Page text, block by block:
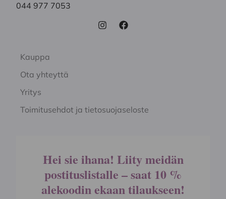
044 977 7053
Kauppa
Ota yhteyttä
Yritys
Toimitusehdot ja tietosuojaseloste
Hei sie ihana! Liity meidän
postituslistalle – saat 10 %
alekoodin ekaan tilaukseen!